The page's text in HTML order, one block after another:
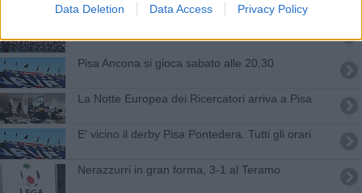
Data Deletion Data Access Privacy Policy
Pisa Ancona si gioca sabato alle 20,30
La Notte Europea dei Ricercatori arriva a Pisa
E' vicino il derby Pisa Pontedera. Tutti gli orari
Nerazzurri in gran forma, 3-1 al Teramo